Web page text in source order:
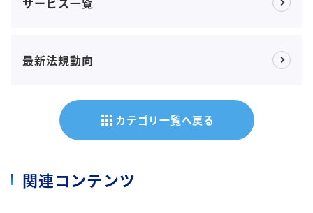
最新法規動向
apps カテゴリ一覧へ戻る
関連コンテンツ